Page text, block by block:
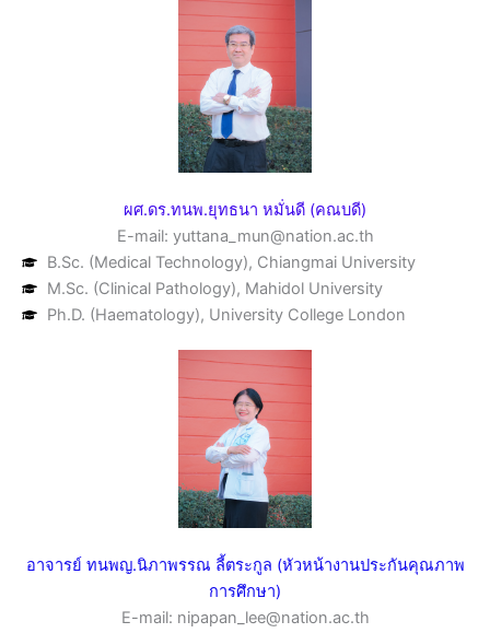
ผศ.ดร.ทนพ.ยุทธนา หมั่นดี (คณบดี)
E-mail: yuttana_mun@nation.ac.th
B.Sc. (Medical Technology), Chiangmai University
M.Sc. (Clinical Pathology), Mahidol University
Ph.D. (Haematology), University College London
อาจารย์ ทนพญ.นิภาพรรณ ลี้ตระกูล (หัวหน้างานประกันคุณภาพ
การศึกษา)
E-mail: nipapan_lee@nation.ac.th